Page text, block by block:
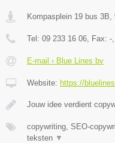
Kompasplein 19 bus 3B
Tel: 09 233 16 06 , Fax: -
E-mail › Blue Lines bv
Website: https://
Jouw idee verdient
copywriting, SEO-
teksten ▼